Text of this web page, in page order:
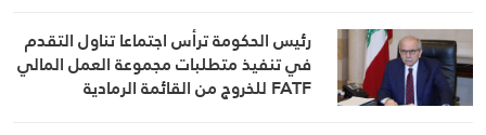
رئيس الحكومة ترأس اجتماعا تناول التقدم
في تنفيذ متطلبات مجموعة العمل المالي
FATF للخروج من القائمة الرمادية